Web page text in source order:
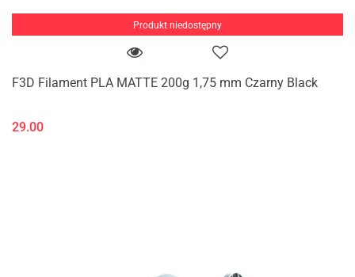
Produkt niedostępny
F3D Filament PLA MATTE 200g 1,75 mm Czarny Black
29.00